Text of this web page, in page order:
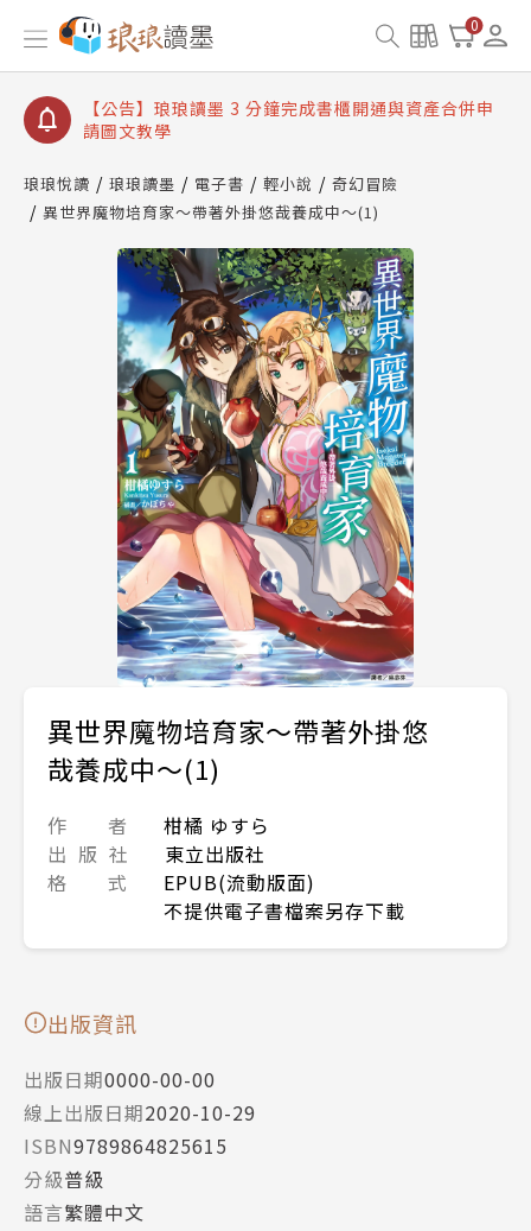
0
【公告】琅琅讀墨數位閱讀資產合併與書櫃開通申請
【公告】琅琅讀墨書櫃開通常見問題
【公告】琅琅讀墨 3 分鐘完成書櫃開通與資產合併申
請圖文教學
查詢
【公告】琅琅讀墨數位閱讀資產合併與書櫃開通申請
琅琅悅讀 琅琅讀墨 電子書 輕小說
奇幻冒險
異世界魔物培育家～帶著外掛悠哉養成中～(1)
異世界魔物培育家～帶著外掛悠
哉養成中～(1)
作 者
柑橘 ゆすら
出 版 社
東立出版社
格 式
EPUB(流動版面)
不提供電子書檔案另存下載
出版資訊
出版日期0000-00-00
線上出版日期2020-10-29
ISBN9789864825615
分級普級
語言繁體中文